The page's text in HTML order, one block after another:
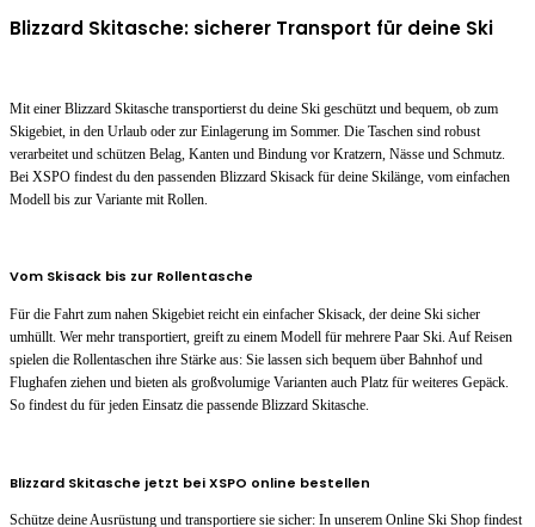
Blizzard Skitasche: sicherer Transport für deine Ski
Mit einer Blizzard Skitasche transportierst du deine Ski geschützt und bequem, ob zum
Skigebiet, in den Urlaub oder zur Einlagerung im Sommer. Die Taschen sind robust
verarbeitet und schützen Belag, Kanten und Bindung vor Kratzern, Nässe und Schmutz.
Bei XSPO findest du den passenden Blizzard Skisack für deine Skilänge, vom einfachen
Modell bis zur Variante mit Rollen.
Vom Skisack bis zur Rollentasche
Für die Fahrt zum nahen Skigebiet reicht ein einfacher Skisack, der deine Ski sicher
umhüllt. Wer mehr transportiert, greift zu einem Modell für mehrere Paar Ski. Auf Reisen
spielen die Rollentaschen ihre Stärke aus: Sie lassen sich bequem über Bahnhof und
Flughafen ziehen und bieten als großvolumige Varianten auch Platz für weiteres Gepäck.
So findest du für jeden Einsatz die passende Blizzard Skitasche.
Blizzard Skitasche jetzt bei XSPO online bestellen
Schütze deine Ausrüstung und transportiere sie sicher: In unserem Online Ski Shop findest